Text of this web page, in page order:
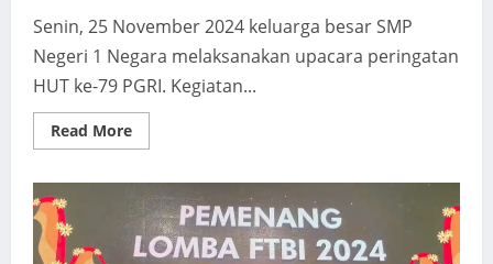
Senin, 25 November 2024 keluarga besar SMP
Negeri 1 Negara melaksanakan upacara peringatan
HUT ke-79 PGRI. Kegiatan...
Read MoreRead
more
Peringatan
HUT
ke-
79
PGRI